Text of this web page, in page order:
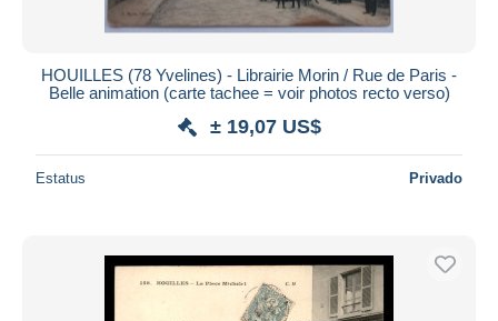
HOUILLES (78 Yvelines) - Librairie Morin / Rue de Paris -
Belle animation (carte tachee = voir photos recto verso)
± 19,07 US$
Estatus Privado